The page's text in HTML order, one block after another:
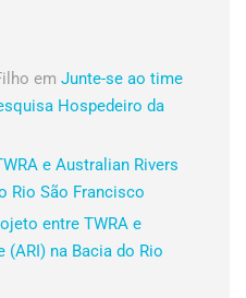
em Junte-se ao time
Hospedeiro da
e Australian Rivers
Rio São Francisco
entre TWRA e
na Bacia do Rio